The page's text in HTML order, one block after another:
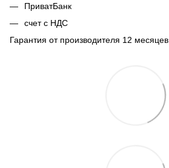
ПриватБанк
счет с НДС
Гарантия от производителя 12 месяцев